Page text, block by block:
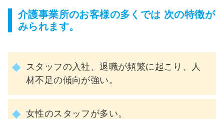
介護事業所のお客様の多くでは 次の特徴が
みられます。
スタッフの入社、退職が頻繁に起こり、人
材不足の傾向が強い。
女性のスタッフが多い。